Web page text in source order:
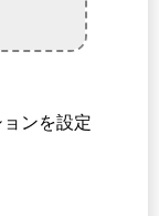
ンを設定